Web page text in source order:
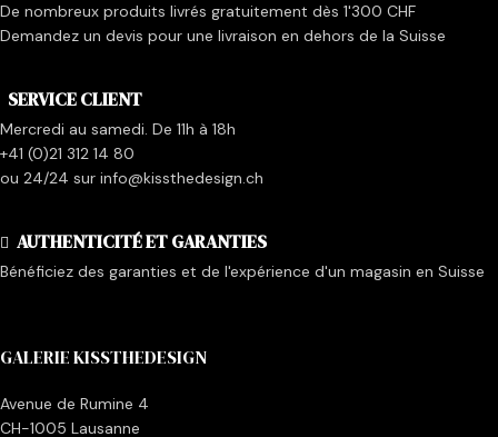
De nombreux produits livrés gratuitement dès 1'300 CHF
Demandez un devis pour une livraison en dehors de la Suisse
SERVICE CLIENT
Mercredi au samedi. De 11h à 18h
+41 (0)21 312 14 80
ou 24/24 sur info@kissthedesign.ch
AUTHENTICITÉ ET GARANTIES
Bénéficiez des garanties et de l'expérience d'un magasin en Suisse
GALERIE KISSTHEDESIGN
Avenue de Rumine 4
CH-1005 Lausanne